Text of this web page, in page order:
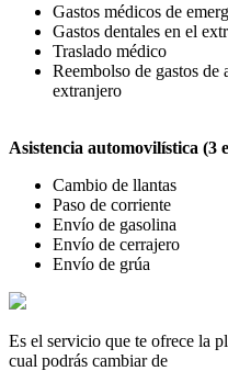
Gastos médicos de
Gastos dentales en el
Traslado médico
Reembolso de gastos de
extranjero
Asistencia automovilística (3
Cambio de llantas
Paso de corriente
Envío de gasolina
Envío de cerrajero
Envío de grúa
Es el servicio que te ofrece la
cual podrás cambiar de